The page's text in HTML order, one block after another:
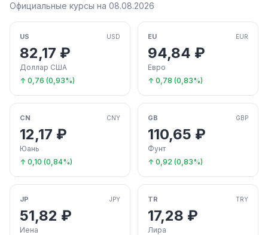
Официальные курсы на 08.08.2026
US USD
82,17 ₽
Доллар США
↑ 0,76 (0,93%)
EU EUR
94,84 ₽
Евро
↑ 0,78 (0,83%)
CN CNY
12,17 ₽
Юань
↑ 0,10 (0,84%)
GB GBP
110,65 ₽
Фунт
↑ 0,92 (0,83%)
JP JPY
51,82 ₽
Иена
TR TRY
17,28 ₽
Лира